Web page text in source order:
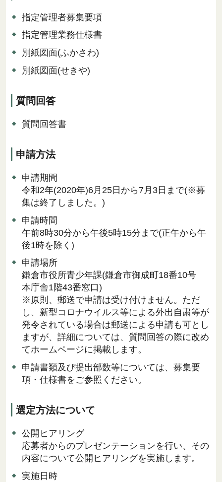
指定管理者募集要項
指定管理業務仕様書
別紙図面(ふかさわ)
別紙図面(せきや)
質問回答
質問回答書
申請方法
申請期間
令和2年(2020年)6月25日から7月3日まで(※募
集は終了しました。)
申請時間
午前8時30分から午後5時15分まで(正午から午
後1時を除く)
申請場所
鎌倉市役所青少年課(鎌倉市御成町18番10号
本庁舎1階43番窓口)
※原則、郵送で申請は受け付けません。ただ
し、新型コロナウイルス等による外出自粛等が
発令されている場合は郵送による申請も可とし
ますが、詳細については、質問回答の際に改め
てホームページに掲載します。
申請書類及び提出部数等については、募集要
項・仕様書をご参照ください。
選定方法について
公開ヒアリング
応募者からのプレゼンテーションを行い、その
内容について公開ヒアリングを実施します。
実施日時